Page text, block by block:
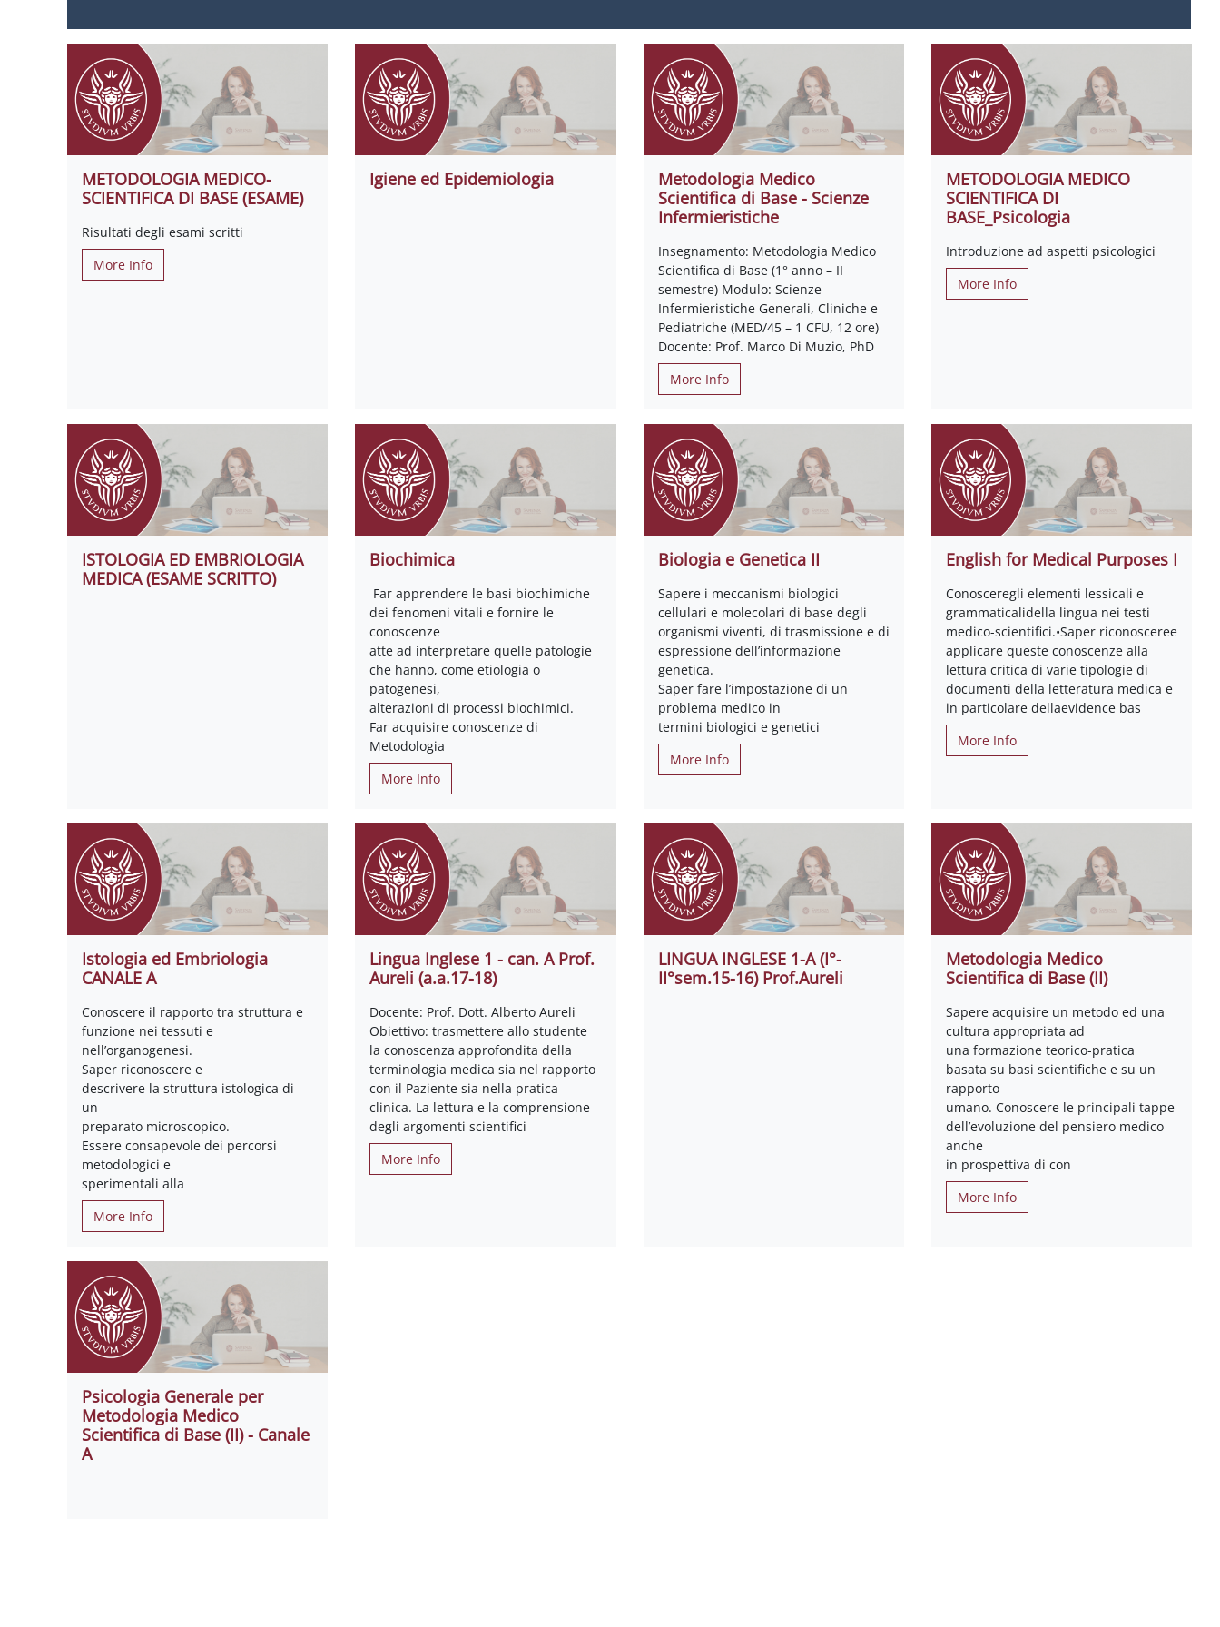
METODOLOGIA MEDICO-
SCIENTIFICA DI BASE (ESAME)
Risultati degli esami scritti
More Info
Igiene ed Epidemiologia
Metodologia Medico
Scientifica di Base - Scienze
Infermieristiche
Insegnamento: Metodologia Medico
Scientifica di Base (1° anno – II
semestre) Modulo: Scienze
Infermieristiche Generali, Cliniche e
Pediatriche (MED/45 – 1 CFU, 12 ore)
Docente: Prof. Marco Di Muzio, PhD
More Info
METODOLOGIA MEDICO
SCIENTIFICA DI
BASE_Psicologia
Introduzione ad aspetti psicologici
More Info
ISTOLOGIA ED EMBRIOLOGIA
MEDICA (ESAME SCRITTO)
Biochimica
Far apprendere le basi biochimiche
dei fenomeni vitali e fornire le
conoscenze
atte ad interpretare quelle patologie
che hanno, come etiologia o
patogenesi,
alterazioni di processi biochimici.
Far acquisire conoscenze di
Metodologia
More Info
Biologia e Genetica II
Sapere i meccanismi biologici
cellulari e molecolari di base degli
organismi viventi, di trasmissione e di
espressione dell’informazione
genetica.
Saper fare l’impostazione di un
problema medico in
termini biologici e genetici
More Info
English for Medical Purposes I
Conosceregli elementi lessicali e
grammaticalidella lingua nei testi
medico-scientifici.•Saper riconosceree
applicare queste conoscenze alla
lettura critica di varie tipologie di
documenti della letteratura medica e
in particolare dellaevidence bas
More Info
Istologia ed Embriologia
CANALE A
Conoscere il rapporto tra struttura e
funzione nei tessuti e
nell’organogenesi.
Saper riconoscere e
descrivere la struttura istologica di
un
preparato microscopico.
Essere consapevole dei percorsi
metodologici e
sperimentali alla
More Info
Lingua Inglese 1 - can. A Prof.
Aureli (a.a.17-18)
Docente: Prof. Dott. Alberto Aureli
Obiettivo: trasmettere allo studente
la conoscenza approfondita della
terminologia medica sia nel rapporto
con il Paziente sia nella pratica
clinica. La lettura e la comprensione
degli argomenti scientifici
More Info
LINGUA INGLESE 1-A (I°-
II°sem.15-16) Prof.Aureli
Metodologia Medico
Scientifica di Base (II)
Sapere acquisire un metodo ed una
cultura appropriata ad
una formazione teorico-pratica
basata su basi scientifiche e su un
rapporto
umano. Conoscere le principali tappe
dell’evoluzione del pensiero medico
anche
in prospettiva di con
More Info
Psicologia Generale per
Metodologia Medico
Scientifica di Base (II) - Canale
A